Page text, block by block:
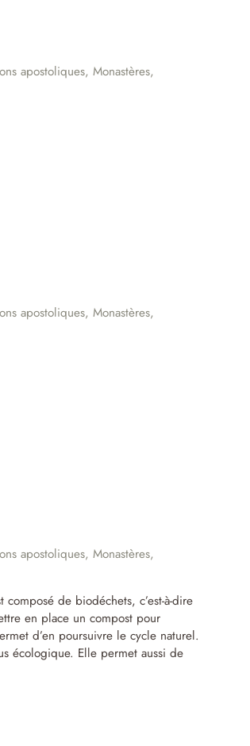
apostoliques, Monastères,
apostoliques, Monastères,
apostoliques, Monastères,
de biodéchets, c’est-à-dire
en place un compost pour
d’en poursuivre le cycle naturel.
écologique. Elle permet aussi de